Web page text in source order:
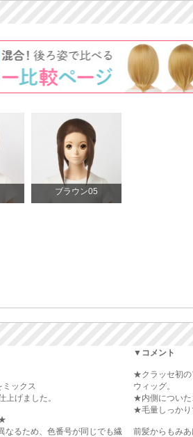
ブラウン05
ックス
上げました。
なるため、色番号が同じでも繊
▼コメント
★クラッセ初の
ウィッグ。
★内側についた
★毛量しっかり
前髪からもみ